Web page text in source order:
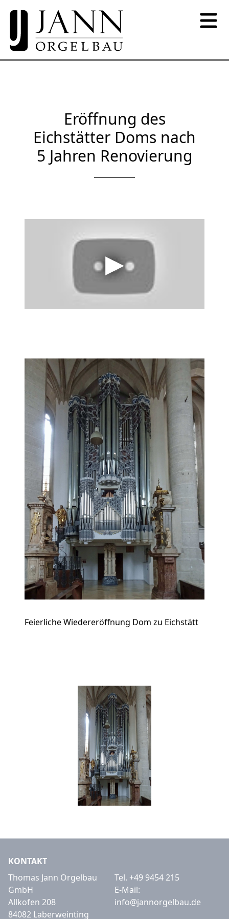
Eröffnung des
Eichstätter Doms nach
5 Jahren Renovierung
Feierliche Wiedereröffnung Dom zu Eichstätt
KONTAKT
Thomas Jann Orgelbau
GmbH
Allkofen 208
84082 Laberweinting
Tel. +49 9454 215
E-Mail:
info@jannorgelbau.de